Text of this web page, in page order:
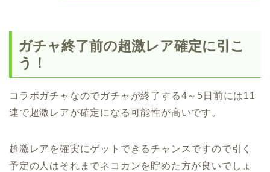
ガチャ終了前の超激レア確定に引こ
う！
コラボガチャなのでガチャが終了する4～5日前には11
連で超激レアが確定になる可能性が高いです。
超激レアを確実にゲットできるチャンスですので引く
予定の人はそれまでネコカンを貯めた方が良いでしょ